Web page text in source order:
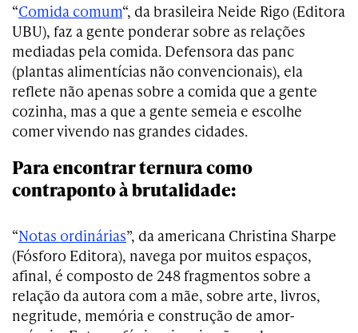
“Comida comum“, da brasileira Neide Rigo (Editora
UBU), faz a gente ponderar sobre as relações
mediadas pela comida. Defensora das panc
(plantas alimentícias não convencionais), ela
reflete não apenas sobre a comida que a gente
cozinha, mas a que a gente semeia e escolhe
comer vivendo nas grandes cidades.
Para encontrar ternura como
contraponto à brutalidade:
“Notas ordinárias”, da americana Christina Sharpe
(Fósforo Editora), navega por muitos espaços,
afinal, é composto de 248 fragmentos sobre a
relação da autora com a mãe, sobre arte, livros,
negritude, memória e construção de amor-